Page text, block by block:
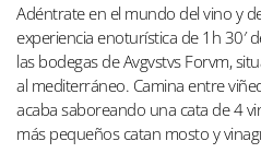
Adéntrate en el mundo del vino y
experiencia enoturística de 1h 30′
las bodegas de Avgvstvs Forvm,
al mediterráneo. Camina entre
acaba saboreando una cata de 4
más pequeños catan mosto y